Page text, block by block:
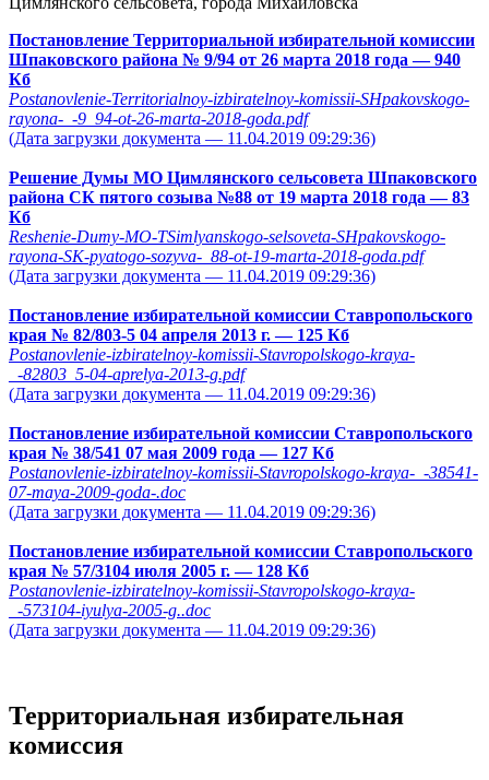
Постановление Территориальной избирательной комиссии
Шпаковского района № 9/94 от 26 марта 2018 года— 940
Кб
Postanovlenie-Territorialnoy-izbiratelnoy-komissii-SHpakovskogo-
rayona-_-9_94-ot-26-marta-2018-goda.pdf
(Дата загрузки документа — 11.04.2019 09:29:36)
Решение Думы МО Цимлянского сельсовета Шпаковского
района СК пятого созыва №88 от 19 марта 2018 года— 83
Кб
Reshenie-Dumy-MO-TSimlyanskogo-selsoveta-SHpakovskogo-
rayona-SK-pyatogo-sozyva-_88-ot-19-marta-2018-goda.pdf
(Дата загрузки документа — 11.04.2019 09:29:36)
Постановление избирательной комиссии Ставропольского
края № 82/803-5 04 апреля 2013 г.— 125 Кб
Postanovlenie-izbiratelnoy-komissii-Stavropolskogo-kraya-
_-82803_5-04-aprelya-2013-g.pdf
(Дата загрузки документа — 11.04.2019 09:29:36)
Постановление избирательной комиссии Ставропольского
края № 38/541 07 мая 2009 года— 127 Кб
Postanovlenie-izbiratelnoy-komissii-Stavropolskogo-kraya-_-38541-
07-maya-2009-goda-.doc
(Дата загрузки документа — 11.04.2019 09:29:36)
Постановление избирательной комиссии Ставропольского
края № 57/3104 июля 2005 г.— 128 Кб
Postanovlenie-izbiratelnoy-komissii-Stavropolskogo-kraya-
_-573104-iyulya-2005-g..doc
(Дата загрузки документа — 11.04.2019 09:29:36)
Территориальная избирательная
комиссия